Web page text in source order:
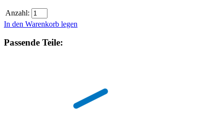
Anzahl:
In den Warenkorb legen
Passende Teile: